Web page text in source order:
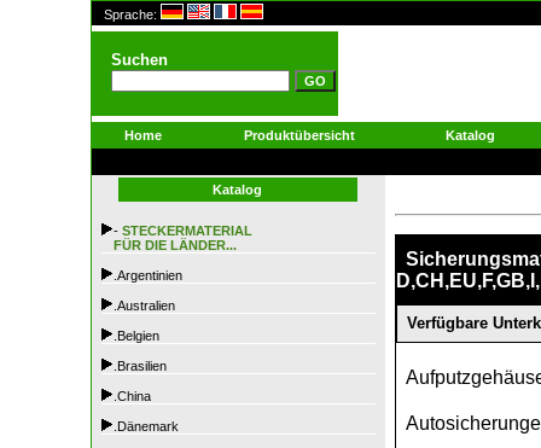
Sprache:
Suchen
Home Produktübersicht Katalog
Katalog
- STECKERMATERIAL
FÜR DIE LÄNDER...
.Argentinien
.Australien
.Belgien
.Brasilien
.China
.Dänemark
Verfügbare